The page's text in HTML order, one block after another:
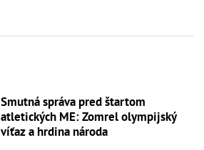
Smutná správa pred štartom
atletických ME: Zomrel olympijský
víťaz a hrdina národa